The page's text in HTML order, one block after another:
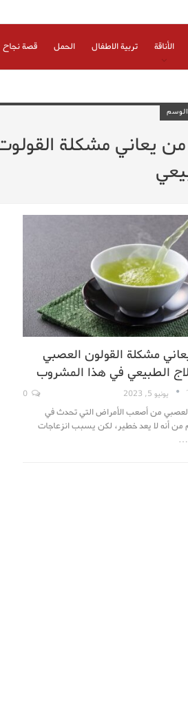
الأناقة تربية الاطفال الحمل قصة نجاح
يعاني مشكلة
مشكلة القولون العصبي
الطبيعي في هذا المشروب
يونيو 5, 2023
من أصعب الأمراض التي تحدث في
من أنه لا يعد خطير، لكن يسبب انزعاجات